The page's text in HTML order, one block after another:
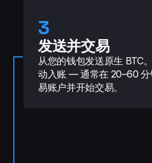
3
发送并交易
从您的钱包发送原生 BTC
动入账 — 通常在 20–60 分
易账户并开始交易。